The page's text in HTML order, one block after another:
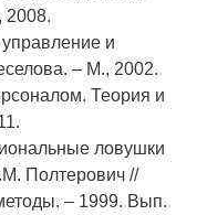
2008.
и
– М., 2002.
Теория и
ловушки
Полтерович //
– 1999. Вып.